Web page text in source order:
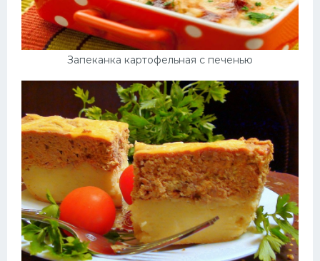
Запеканка картофельная с печенью